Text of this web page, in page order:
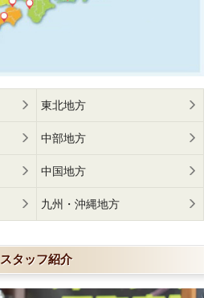
東北地方
中部地方
中国地方
九州・沖縄地方
スタッフ紹介